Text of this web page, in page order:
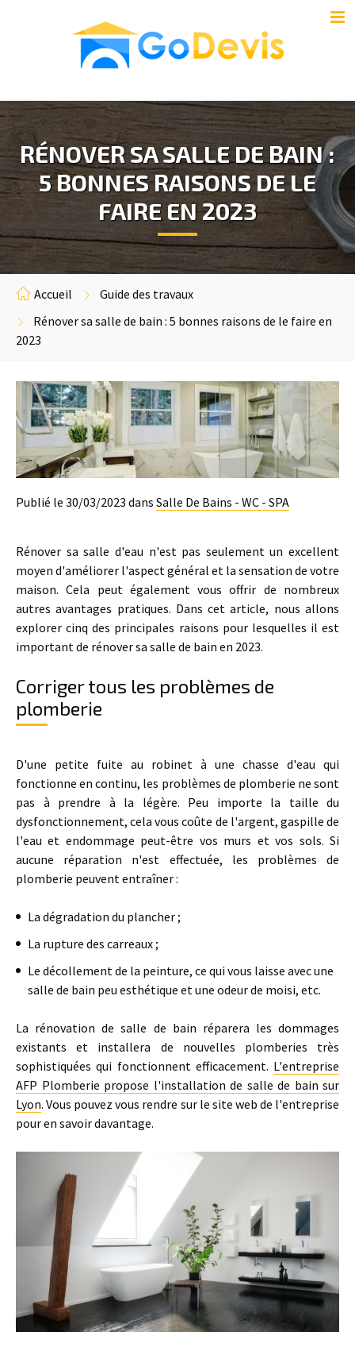
RÉNOVER SA SALLE DE BAIN :
5 BONNES RAISONS DE LE
FAIRE EN 2023
Accueil
Guide des travaux
Rénover sa salle de bain : 5 bonnes raisons de le faire en
2023
Publié le 30/03/2023 dans Salle De Bains - WC - SPA
Rénover sa salle d'eau n'est pas seulement un excellent
moyen d'améliorer l'aspect général et la sensation de votre
maison. Cela peut également vous offrir de nombreux
autres avantages pratiques. Dans cet article, nous allons
explorer cinq des principales raisons pour lesquelles il est
important de rénover sa salle de bain en 2023.
Corriger tous les problèmes de
plomberie
D'une petite fuite au robinet à une chasse d'eau qui
fonctionne en continu, les problèmes de plomberie ne sont
pas à prendre à la légère. Peu importe la taille du
dysfonctionnement, cela vous coûte de l'argent, gaspille de
l'eau et endommage peut-être vos murs et vos sols. Si
aucune réparation n'est effectuée, les problèmes de
plomberie peuvent entraîner :
La dégradation du plancher ;
La rupture des carreaux ;
Le décollement de la peinture, ce qui vous laisse avec une
salle de bain peu esthétique et une odeur de moisi, etc.
La rénovation de salle de bain réparera les dommages
existants et installera de nouvelles plomberies très
sophistiquées qui fonctionnent efficacement. L'entreprise
AFP Plomberie propose l'installation de salle de bain sur
Lyon. Vous pouvez vous rendre sur le site web de l'entreprise
pour en savoir davantage.